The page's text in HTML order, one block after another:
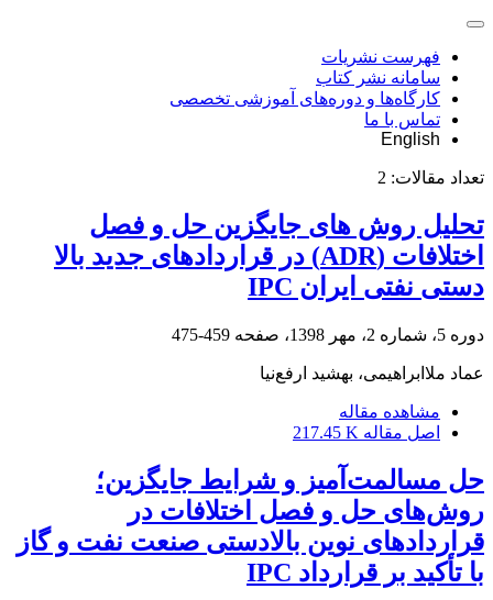
فهرست نشریات
سامانه نشر کتاب
کارگاه‌ها و دوره‌های آموزشی تخصصی
تماس با ما
English
تعداد مقالات: 2
تحلیل روش های جایگزین حل و فصل
اختلافات (ADR) در قراردادهای جدید بالا
دستی نفتی ایران IPC
دوره 5، شماره 2، مهر 1398، صفحه 459-475
عماد ملاابراهیمی، بهشید ارفع‌نیا
مشاهده مقاله
اصل مقاله 217.45 K
حل مسالمت‌آمیز و شرایط جایگزین؛
روش‌های حل و فصل اختلافات در
قراردادهای نوین بالادستی صنعت نفت و گاز
با تأکید بر قرارداد IPC